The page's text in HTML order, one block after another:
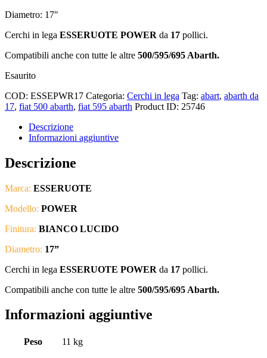
Diametro: 17″
Cerchi in lega ESSERUOTE POWER da 17 pollici.
Compatibili anche con tutte le altre 500/595/695 Abarth.
Esaurito
COD: ESSEPWR17 Categoria: Cerchi in lega Tag: abart, abarth da
17, fiat 500 abarth, fiat 595 abarth Product ID: 25746
Descrizione
Informazioni aggiuntive
Descrizione
Marca: ESSERUOTE
Modello: POWER
Finitura: BIANCO LUCIDO
Diametro: 17”
Cerchi in lega ESSERUOTE POWER da 17 pollici.
Compatibili anche con tutte le altre 500/595/695 Abarth.
Informazioni aggiuntive
Peso 11 kg